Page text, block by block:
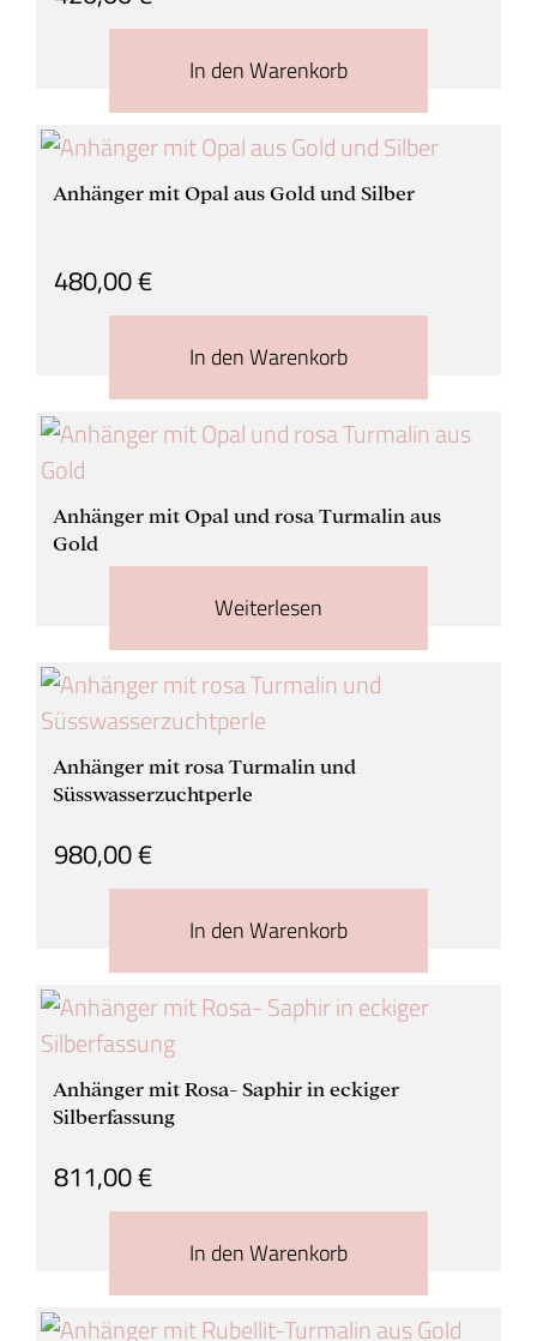
In den Warenkorb
Anhänger mit Opal aus Gold und Silber
480,00€
In den Warenkorb
Anhänger mit Opal und rosa Turmalin aus
Gold
Weiterlesen
Anhänger mit rosa Turmalin und
Süsswasserzuchtperle
980,00€
In den Warenkorb
Anhänger mit Rosa- Saphir in eckiger
Silberfassung
811,00€
In den Warenkorb